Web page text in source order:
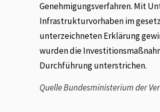
Genehmigungsverfahren. Mit
Infrastrukturvorhaben im
unterzeichneten Erklärung
wurden die
Durchführung unterstrichen.
Quelle Bundesministerium der